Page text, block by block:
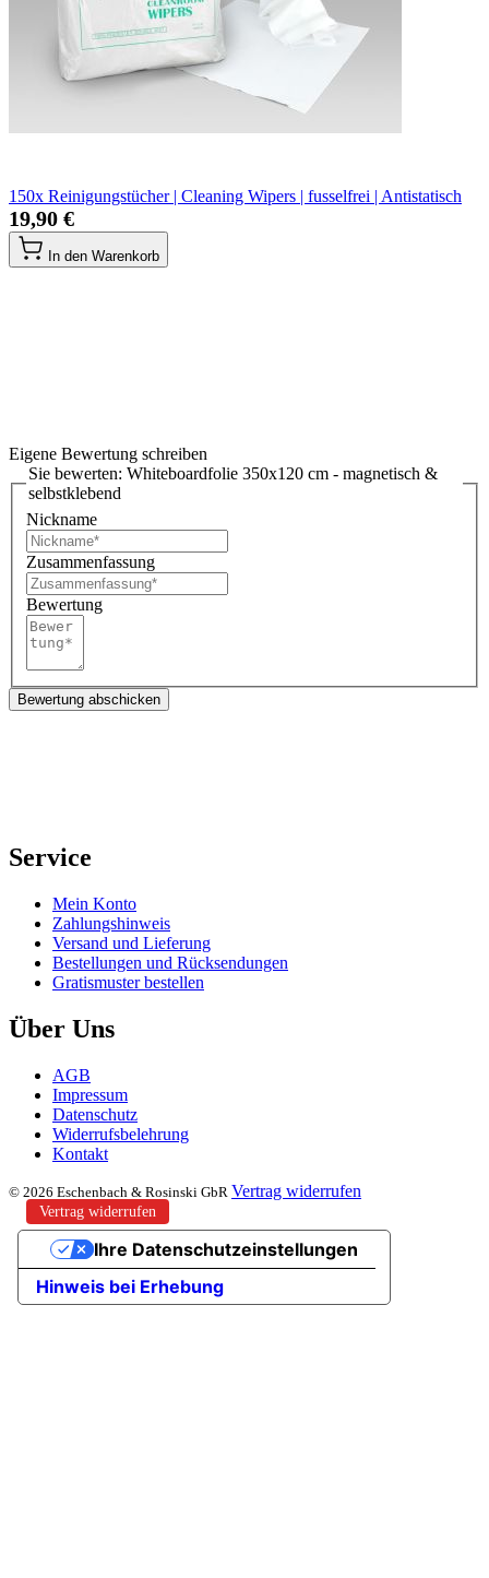
150x Reinigungstücher | Cleaning Wipers | fusselfrei | Antistatisch
19,90 €
In den Warenkorb
Eigene Bewertung schreiben
Sie bewerten: Whiteboardfolie 350x120 cm - magnetisch &
selbstklebend
Nickname
Zusammenfassung
Bewertung
Bewertung abschicken
Service
Mein Konto
Zahlungshinweis
Versand und Lieferung
Bestellungen und Rücksendungen
Gratismuster bestellen
Über Uns
AGB
Impressum
Datenschutz
Widerrufsbelehrung
Kontakt
© 2026 Eschenbach & Rosinski GbR Vertrag widerrufen
Vertrag widerrufen
Hinweis bei Erhebung
Ihre Datenschutzeinstellungen